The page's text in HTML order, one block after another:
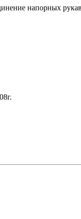
напорных